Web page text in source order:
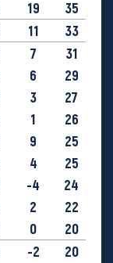
19
35
11
33
7
31
6
29
3
27
1
26
9
25
4
25
-4
24
2
22
0
20
-2
20